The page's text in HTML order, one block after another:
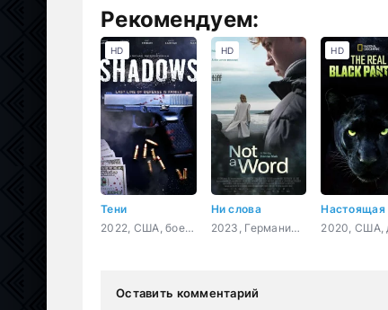
Рекомендуем:
Тени
2022, США, боевик, криминал
HD
Ни слова
2023, Германия, Словения, Франция, драма
HD HD
Оставить комментарий